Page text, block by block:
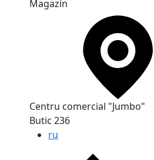
Magazin
Сentru comercial "Jumbo"
Butic 236
ru